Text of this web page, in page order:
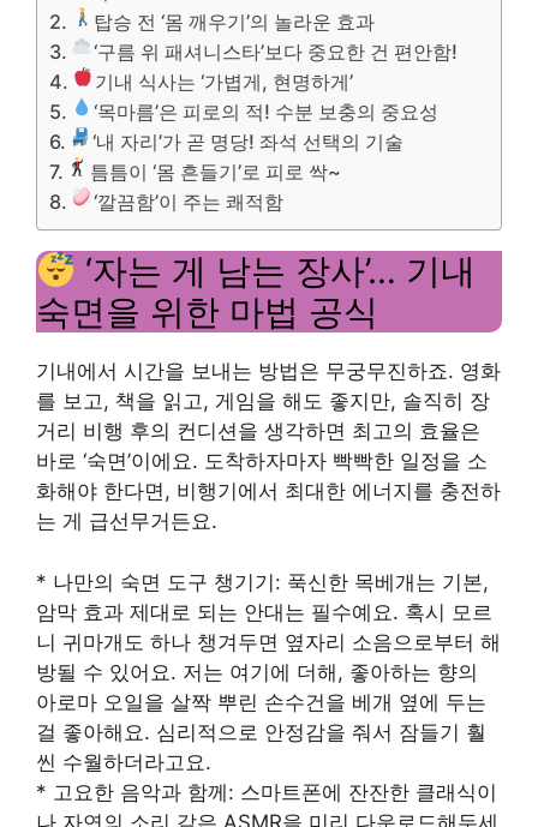
탑승 전 ‘몸 깨우기’의 놀라운 효과
‘구름 위 패셔니스타’보다 중요한 건 편안함!
기내 식사는 ‘가볍게, 현명하게’
‘목마름’은 피로의 적! 수분 보충의 중요성
‘내 자리’가 곧 명당! 좌석 선택의 기술
틈틈이 ‘몸 흔들기’로 피로 싹~
‘깔끔함’이 주는 쾌적함
‘자는 게 남는 장사’… 기내
숙면을 위한 마법 공식
기내에서 시간을 보내는 방법은 무궁무진하죠. 영화
를 보고, 책을 읽고, 게임을 해도 좋지만, 솔직히 장
거리 비행 후의 컨디션을 생각하면 최고의 효율은
바로 ‘숙면’이에요. 도착하자마자 빡빡한 일정을 소
화해야 한다면, 비행기에서 최대한 에너지를 충전하
는 게 급선무거든요.
* 나만의 숙면 도구 챙기기: 푹신한 목베개는 기본,
암막 효과 제대로 되는 안대는 필수예요. 혹시 모르
니 귀마개도 하나 챙겨두면 옆자리 소음으로부터 해
방될 수 있어요. 저는 여기에 더해, 좋아하는 향의
아로마 오일을 살짝 뿌린 손수건을 베개 옆에 두는
걸 좋아해요. 심리적으로 안정감을 줘서 잠들기 훨
씬 수월하더라고요.
* 고요한 음악과 함께: 스마트폰에 잔잔한 클래식이
나 자연의 소리 같은 ASMR을 미리 다운로드해두세